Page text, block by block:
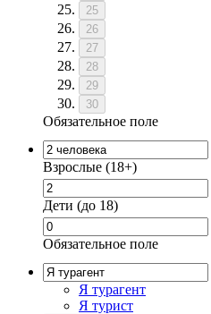
25
26
27
28
29
30
Обязательное поле
Взрослые (18+)
Дети (до 18)
Обязательное поле
Я турагент
Я турист